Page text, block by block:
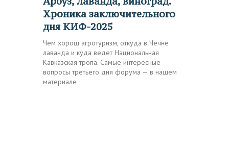
Хроника заключительного
дня КИФ-2025
Чем хорош агротуризм, откуда в Чечне
лаванда и куда ведет Национальная
Кавказская тропа. Самые интересные
вопросы третьего дня форума — в нашем
материале